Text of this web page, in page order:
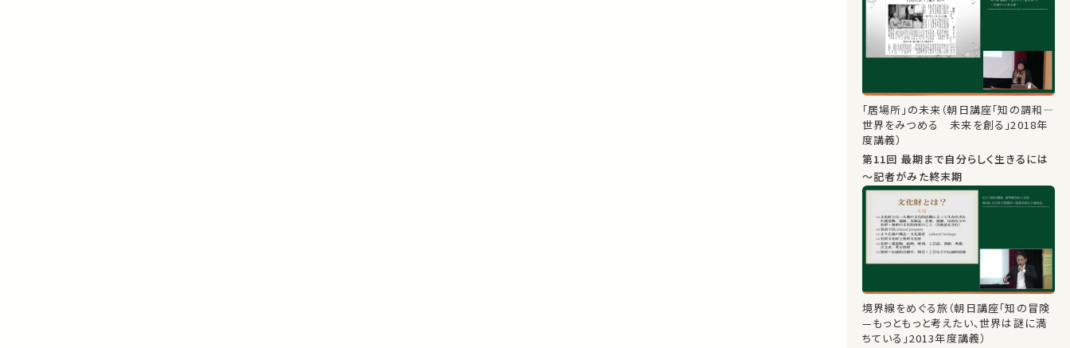
「居場所」の未来（朝日講座「知の調和―
世界をみつめる 未来を創る」2018年
度講義）
第11回 最期まで自分らしく生きるには
～記者がみた終末期
境界線をめぐる旅（朝日講座「知の冒険
—もっともっと考えたい、世界は謎に満
ちている」2013年度講義）